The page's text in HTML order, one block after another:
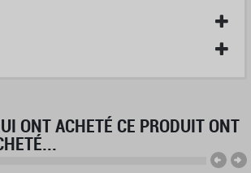
ONT ACHETÉ CE PRODUIT ONT